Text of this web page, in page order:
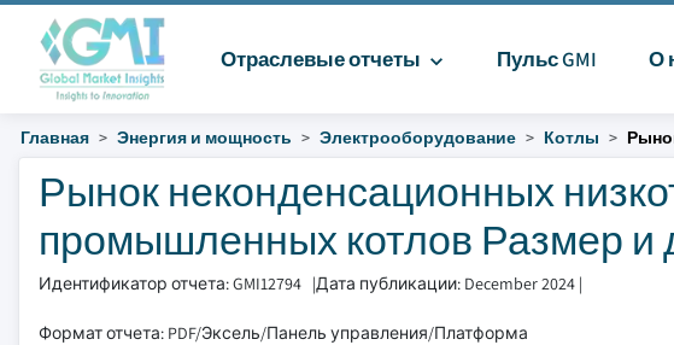
Отраслевые отчеты Пульс GMI О
Главная Энергия и мощность Электрооборудование Котлы
Рынок неконденсационных
промышленных котлов Размер и
Идентификатор отчета: GMI12794 |Дата публикации: December 2024 |
Формат отчета: PDF/Эксель/Панель управления/Платформа